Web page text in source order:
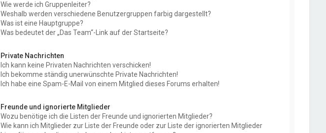
Wie werde ich Gruppenleiter?
Weshalb werden verschiedene Benutzergruppen farbig dargestellt?
Was ist eine Hauptgruppe?
Was bedeutet der „Das Team“-Link auf der Startseite?
Private Nachrichten
Ich kann keine Privaten Nachrichten verschicken!
Ich bekomme ständig unerwünschte Private Nachrichten!
Ich habe eine Spam-E-Mail von einem Mitglied dieses Forums erhalten!
Freunde und ignorierte Mitglieder
Wozu benötige ich die Listen der Freunde und ignorierten Mitglieder?
Wie kann ich Mitglieder zur Liste der Freunde oder zur Liste der ignorierten Mitglieder